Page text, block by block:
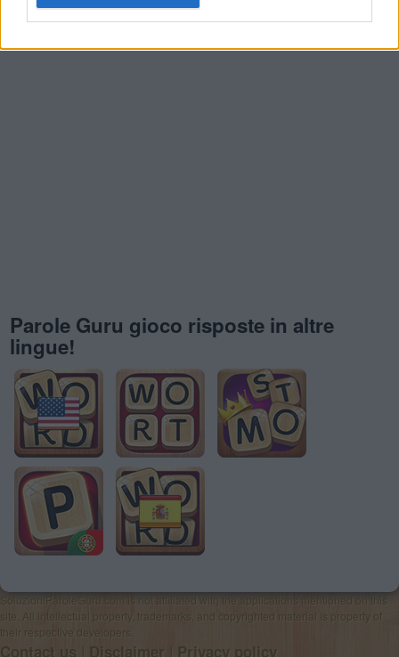
Parole Guru gioco risposte in altre
lingue!
SoluzioniParoleGuru.com is not affiliated with the applications mentioned on this
site. All intellectual property, trademarks, and copyrighted material is property of
their respective developers.
Contact us Disclaimer Privacy policy